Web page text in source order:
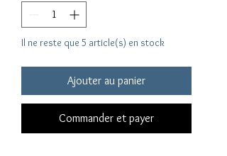
Il ne reste que 5 article(s) en stock
Ajouter au panier
Commander et payer